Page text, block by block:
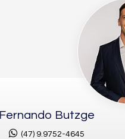
Fernando Butzge
(47) 9.9752-4645